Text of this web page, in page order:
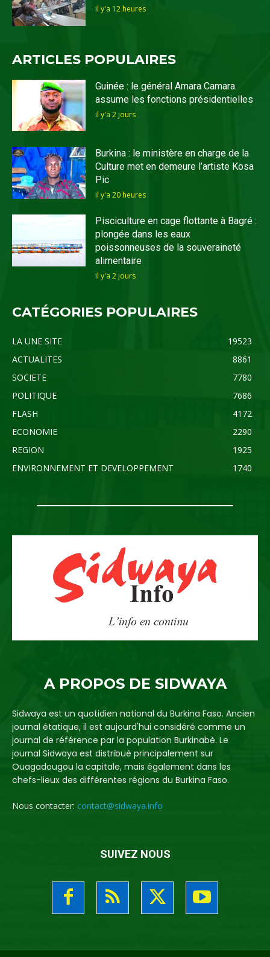
il y'a 12 heures
ARTICLES POPULAIRES
Guinée : le général Amara Camara
assume les fonctions présidentielles
il y'a 2 jours
Burkina : le ministère en charge de la
Culture met en demeure l’artiste Kosa
Pic
il y'a 20 heures
Pisciculture en cage flottante à Bagré :
plongée dans les eaux
poissonneuses de la souveraineté
alimentaire
il y'a 2 jours
CATÉGORIES POPULAIRES
LA UNE SITE
19523
ACTUALITES
8861
SOCIETE
7780
POLITIQUE
7686
FLASH
4172
ECONOMIE
2290
REGION
1925
ENVIRONNEMENT ET DEVELOPPEMENT
1740
A PROPOS DE SIDWAYA
Sidwaya est un quotidien national du Burkina Faso. Ancien
journal étatique, il est aujourd'hui considéré comme un
journal de référence par la population Burkinabè. Le
journal Sidwaya est distribué principalement sur
Ouagadougou la capitale, mais également dans les
chefs-lieux des différentes régions du Burkina Faso.
Nous contacter: contact@sidwaya.info
SUIVEZ NOUS